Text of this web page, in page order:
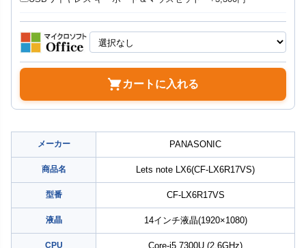
カートに入れる
メーカー PANASONIC
商品名 Lets note LX6(CF-LX6R17VS)
型番 CF-LX6R17VS
液晶 14インチ液晶(1920×1080)
CPU Core-i5 7300U (2.6GHz)